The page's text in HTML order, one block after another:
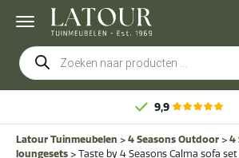
Producten
zoeken
9,9
Latour Tuinmeubelen > 4 Seasons Outdoor > 4
loungesets > Taste by 4 Seasons Calma sofa